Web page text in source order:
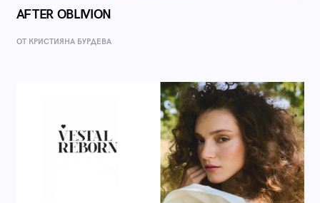
AFTER OBLIVION
ОТ КРИСТИЯНА БУРДЕВА